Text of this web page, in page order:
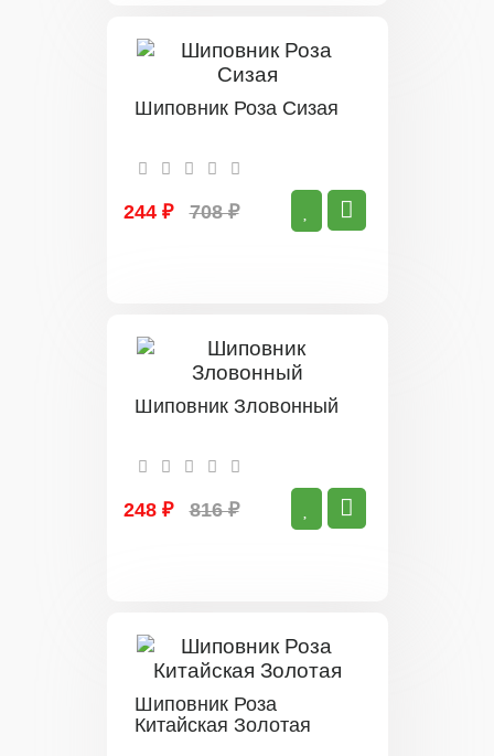
Шиповник Роза Сизая
244 ₽ 708 ₽
Шиповник Зловонный
248 ₽ 816 ₽
Шиповник Роза
Китайская Золотая